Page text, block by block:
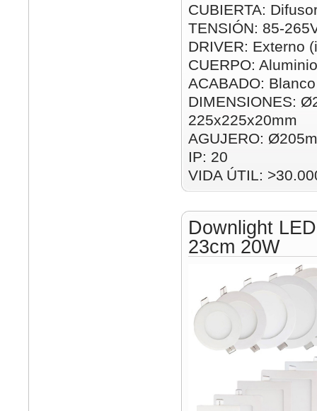
CUBIERTA:
TENSIÓN: 85-
DRIVER: Externo
CUERPO: Aluminio
ACABADO: Blanco
DIMENSIONES:
225x225x20mm
AGUJERO:
IP: 20
VIDA ÚTIL:
Downlight
23cm 20W